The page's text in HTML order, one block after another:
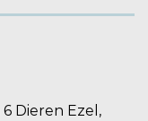
Dieren Ezel,